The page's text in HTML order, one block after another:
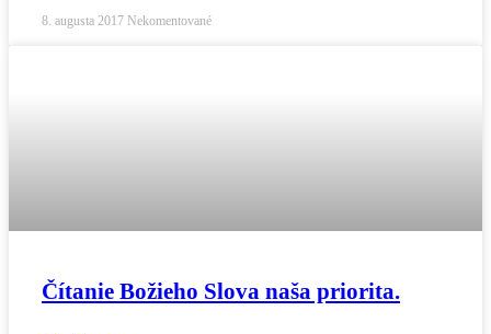
8. augusta 2017 Nekomentované
Čítanie Božieho Slova naša priorita.